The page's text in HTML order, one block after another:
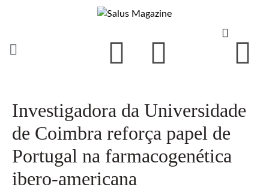
Investigadora da Universidade
de Coimbra reforça papel de
Portugal na farmacogenética
ibero-americana